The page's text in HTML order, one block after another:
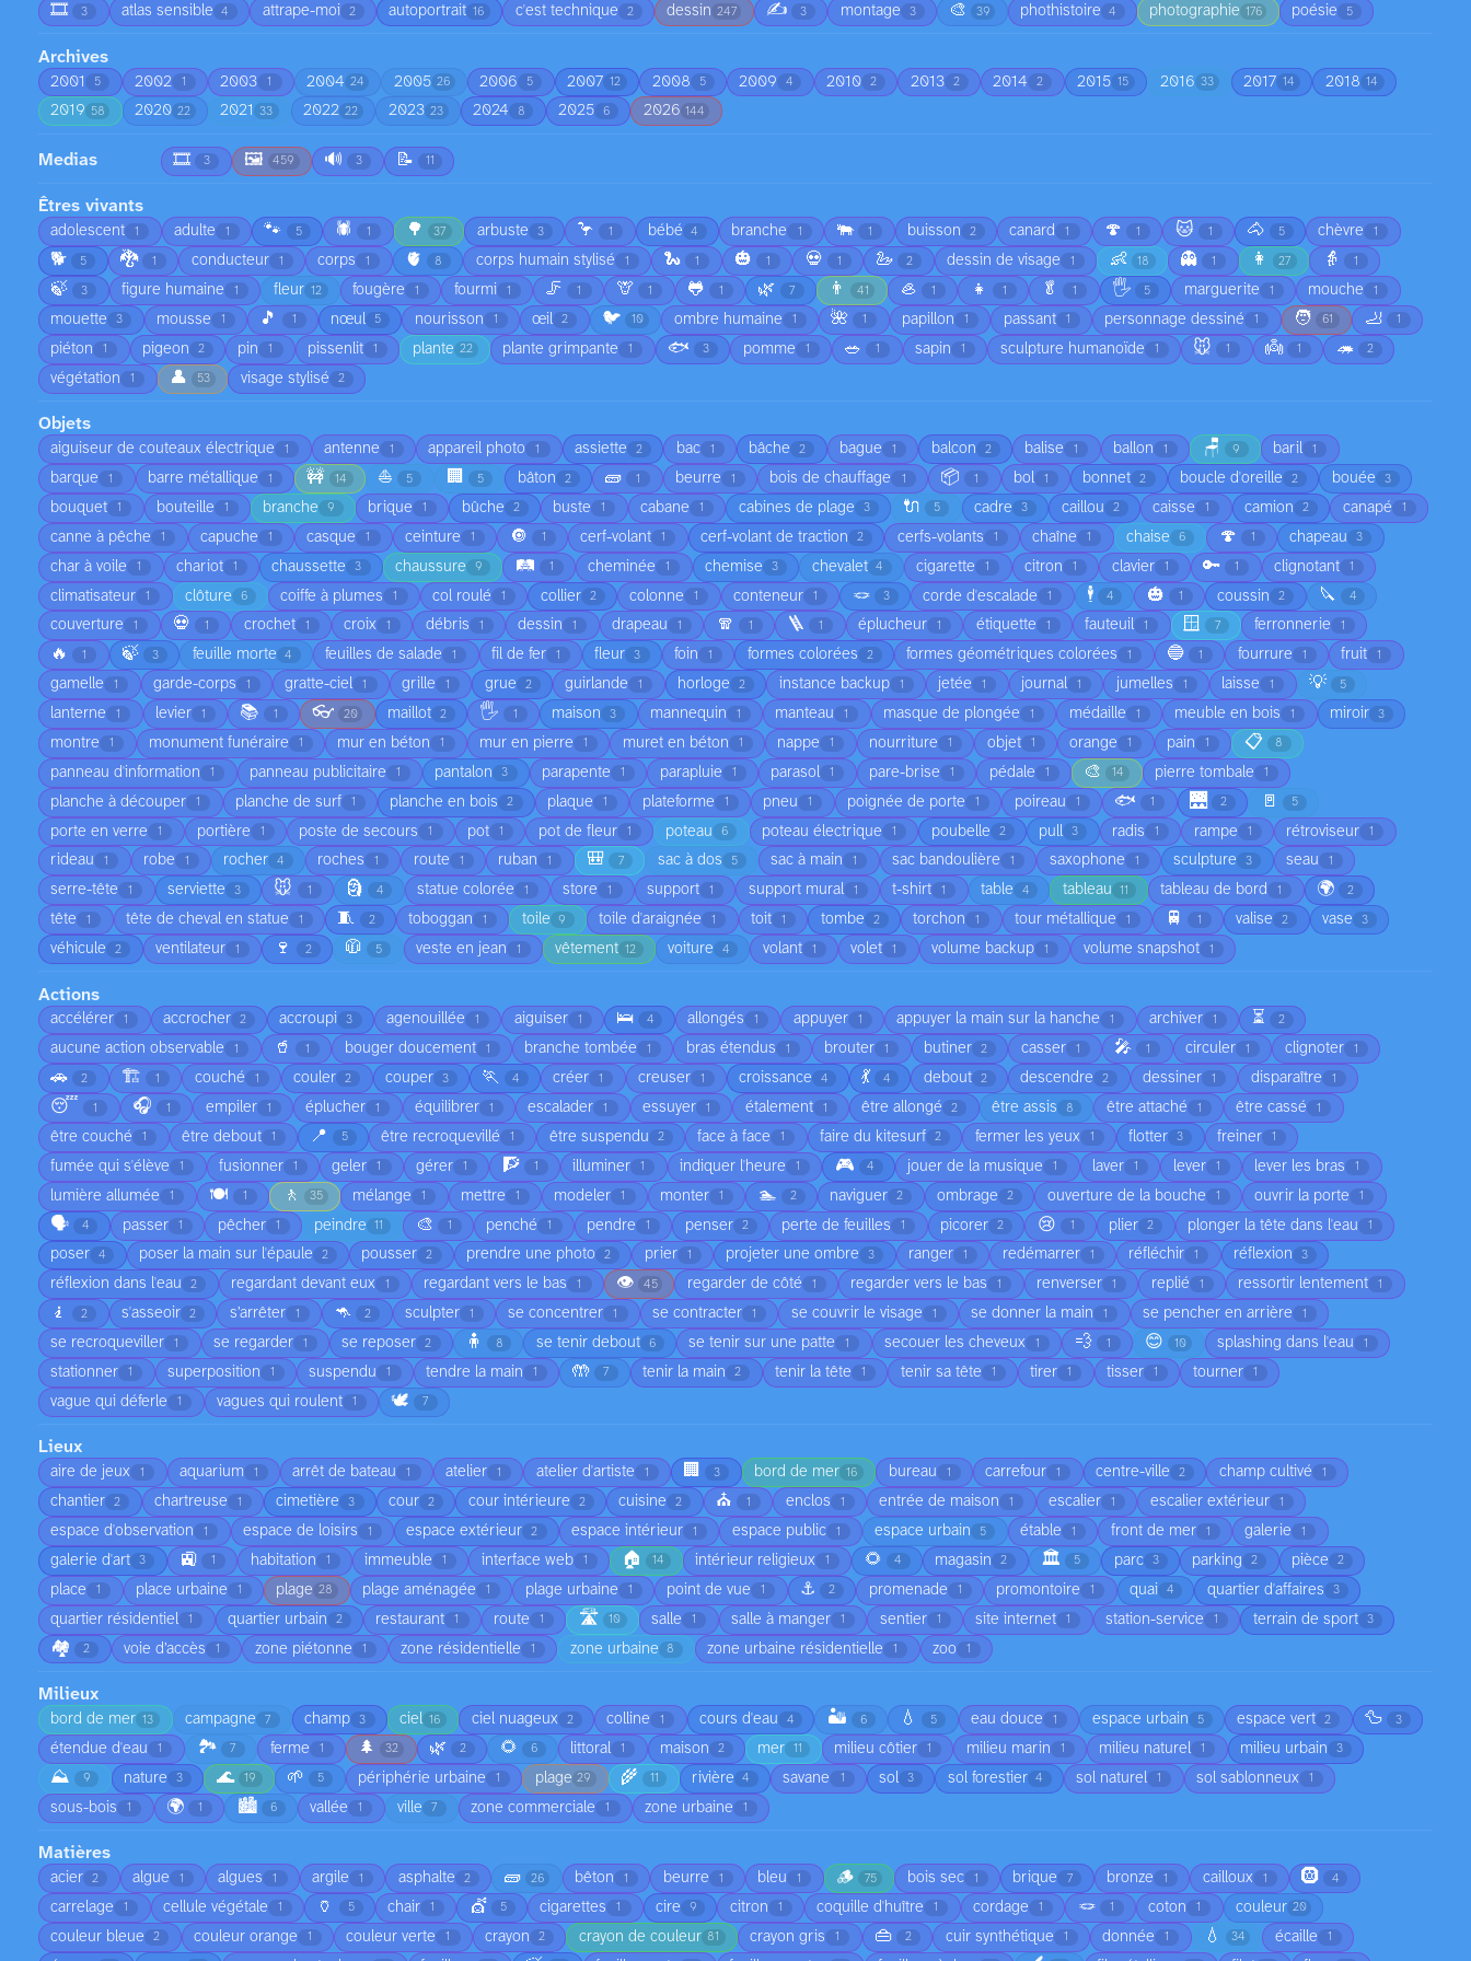
🎞️
3 atlas sensible 4 attrape-moi 2 autoportrait 16 c'est technique 2 dessin 247 ✍️ 3 montage 3 🎨 39 phothistoire 4 photographie 176 poésie 5
Archives
2001 5 2002 1 2003 1 2004 24 2005 26 2006 5 2007 12 2008 5 2009 4 2010 2 2013 2 2014 2 2015 15 2016 33 2017 14 2018 14
2019 58 2020 22 2021 33 2022 22 2023 23 2024 8 2025 6 2026 144
Medias 🎞️ 3 🖼️ 459 🔊 3 📝 11
Êtres vivants
adolescent 1 adulte 1 🐾 5 🕷️ 1 🌳 37 arbuste 3 🦩 1 bébé 4 branche 1 🐃 1 buisson 2 canard 1 🍄 1 🐱 1 🐴 5 chèvre 1
🐕 5 🐉 1 conducteur 1 corps 1 🫀 8 corps humain stylisé 1 🐍 1 🎃 1 💀 1 🦢 2 dessin de visage 1 👶 18 👻 1 👩 27 👵 1
🍃 3 figure humaine 1 fleur 12 fougère 1 fourmi 1 🦵 1 🦒 1 🐸 1 🌿 7 👨 41 🦪 1 👧 1 🥬 1 🖐️ 5 marguerite 1 mouche 1
mouette 3 mousse 1 🎵 1 nœul 5 nourisson 1 œil 2 🐦 10 ombre humaine 1 🌺 1 papillon 1 passant 1 personnage dessiné 1 🧑 61 🦶 1
piéton 1 pigeon 2 pin 1 pissenlit 1 plante 22 plante grimpante 1 🐟 3 pomme 1 🥗 1 sapin 1 sculpture humanoïde 1 🐭 1 👼 1 🦔 2
végétation 1 👤 53 visage stylisé 2
Objets
aiguiseur de couteaux électrique 1 antenne 1 appareil photo 1 assiette 2 bac 1 bâche 2 bague 1 balcon 2 balise 1 ballon 1 🪑 9 baril 1
barque 1 barre métallique 1 🚧 14 ⛵ 5 🏢 5 bâton 2 🧱 1 beurre 1 bois de chauffage 1 📦 1 bol 1 bonnet 2 boucle d'oreille 2 bouée 3
bouquet 1 bouteille 1 branche 9 brique 1 bûche 2 buste 1 cabane 1 cabines de plage 3 🔌 5 cadre 3 caillou 2 caisse 1 camion 2 canapé 1
canne à pêche 1 capuche 1 casque 1 ceinture 1 🔘 1 cerf-volant 1 cerf-volant de traction 2 cerfs-volants 1 chaîne 1 chaise 6 🍄 1 chapeau 3
char à voile 1 chariot 1 chaussette 3 chaussure 9 🛤️ 1 cheminée 1 chemise 3 chevalet 4 cigarette 1 citron 1 clavier 1 🔑 1 clignotant 1
climatisateur 1 clôture 6 coiffe à plumes 1 col roulé 1 collier 2 colonne 1 conteneur 1 🪢 3 corde d'escalade 1 🕴️ 4 🎃 1 coussin 2 🔪 4
couverture 1 💀 1 crochet 1 croix 1 débris 1 dessin 1 drapeau 1 🧣 1 🪜 1 éplucheur 1 étiquette 1 fauteuil 1 🪟 7 ferronnerie 1
🔥 1 🍃 3 feuille morte 4 feuilles de salade 1 fil de fer 1 fleur 3 foin 1 formes colorées 2 formes géométriques colorées 1 🔵 1 fourrure 1 fruit 1
gamelle 1 garde-corps 1 gratte-ciel 1 grille 1 grue 2 guirlande 1 horloge 2 instance backup 1 jetée 1 journal 1 jumelles 1 laisse 1 💡 5
lanterne 1 levier 1 📚 1 👓 20 maillot 2 🖐️ 1 maison 3 mannequin 1 manteau 1 masque de plongée 1 médaille 1 meuble en bois 1 miroir 3
montre 1 monument funéraire 1 mur en béton 1 mur en pierre 1 muret en béton 1 nappe 1 nourriture 1 objet 1 orange 1 pain 1 📋 8
panneau d'information 1 panneau publicitaire 1 pantalon 3 parapente 1 parapluie 1 parasol 1 pare-brise 1 pédale 1 🎨 14 pierre tombale 1
planche à découper 1 planche de surf 1 planche en bois 2 plaque 1 plateforme 1 pneu 1 poignée de porte 1 poireau 1 🐟 1 🌉 2 🚪 5
porte en verre 1 portière 1 poste de secours 1 pot 1 pot de fleur 1 poteau 6 poteau électrique 1 poubelle 2 pull 3 radis 1 rampe 1 rétroviseur 1
rideau 1 robe 1 rocher 4 roches 1 route 1 ruban 1 🎒 7 sac à dos 5 sac à main 1 sac bandoulière 1 saxophone 1 sculpture 3 seau 1
serre-tête 1 serviette 3 🐭 1 🗿 4 statue colorée 1 store 1 support 1 support mural 1 t-shirt 1 table 4 tableau 11 tableau de bord 1 🌍 2
tête 1 tête de cheval en statue 1 🧵 2 toboggan 1 toile 9 toile d'araignée 1 toit 1 tombe 2 torchon 1 tour métallique 1 🚆 1 valise 2 vase 3
véhicule 2 ventilateur 1 🍷 2 🧥 5 veste en jean 1 vêtement 12 voiture 4 volant 1 volet 1 volume backup 1 volume snapshot 1
Actions
accélérer 1 accrocher 2 accroupi 3 agenouillée 1 aiguiser 1 🛌 4 allongés 1 appuyer 1 appuyer la main sur la hanche 1 archiver 1 ⏳ 2
aucune action observable 1 🥤 1 bouger doucement 1 branche tombée 1 bras étendus 1 brouter 1 butiner 2 casser 1 🎤 1 circuler 1 clignoter 1
🚗 2 🏗️ 1 couché 1 couler 2 couper 3 🏃 4 créer 1 creuser 1 croissance 4 💃 4 debout 2 descendre 2 dessiner 1 disparaître 1
😴 1 🎧 1 empiler 1 éplucher 1 équilibrer 1 escalader 1 essuyer 1 étalement 1 être allongé 2 être assis 8 être attaché 1 être cassé 1
être couché 1 être debout 1 📍 5 être recroquevillé 1 être suspendu 2 face à face 1 faire du kitesurf 2 fermer les yeux 1 flotter 3 freiner 1
fumée qui s'élève 1 fusionner 1 geler 1 gérer 1 🧗 1 illuminer 1 indiquer l'heure 1 🎮 4 jouer de la musique 1 laver 1 lever 1 lever les bras 1
lumière allumée 1 🍽️ 1 🚶 35 mélange 1 mettre 1 modeler 1 monter 1 🏊 2 naviguer 2 ombrage 2 ouverture de la bouche 1 ouvrir la porte 1
🗣️ 4 passer 1 pêcher 1 peindre 11 🎨 1 penché 1 pendre 1 penser 2 perte de feuilles 1 picorer 2 😢 1 plier 2 plonger la tête dans l'eau 1
poser 4 poser la main sur l'épaule 2 pousser 2 prendre une photo 2 prier 1 projeter une ombre 3 ranger 1 redémarrer 1 réfléchir 1 réflexion 3
réflexion dans l'eau 2 regardant devant eux 1 regardant vers le bas 1 👁️ 45 regarder de côté 1 regarder vers le bas 1 renverser 1 replié 1 ressortir lentement 1
🧎 2 s'asseoir 2 s’arrêter 1 🦘 2 sculpter 1 se concentrer 1 se contracter 1 se couvrir le visage 1 se donner la main 1 se pencher en arrière 1
se recroqueviller 1 se regarder 1 se reposer 2 🧍 8 se tenir debout 6 se tenir sur une patte 1 secouer les cheveux 1 💨 1 😊 10 splashing dans l'eau 1
stationner 1 superposition 1 suspendu 1 tendre la main 1 🤲 7 tenir la main 2 tenir la tête 1 tenir sa tête 1 tirer 1 tisser 1 tourner 1
vague qui déferle 1 vagues qui roulent 1 🕊️ 7
Lieux
aire de jeux 1 aquarium 1 arrêt de bateau 1 atelier 1 atelier d'artiste 1 🏢 3 bord de mer 16 bureau 1 carrefour 1 centre-ville 2 champ cultivé 1
chantier 2 chartreuse 1 cimetière 3 cour 2 cour intérieure 2 cuisine 2 ⛪ 1 enclos 1 entrée de maison 1 escalier 1 escalier extérieur 1
espace d'observation 1 espace de loisirs 1 espace extérieur 2 espace intérieur 1 espace public 1 espace urbain 5 étable 1 front de mer 1 galerie 1
galerie d'art 3 🚉 1 habitation 1 immeuble 1 interface web 1 🏠 14 intérieur religieux 1 🌻 4 magasin 2 🏛️ 5 parc 3 parking 2 pièce 2
place 1 place urbaine 1 plage 28 plage aménagée 1 plage urbaine 1 point de vue 1 ⚓ 2 promenade 1 promontoire 1 quai 4 quartier d'affaires 3
quartier résidentiel 1 quartier urbain 2 restaurant 1 route 1 🛣️ 10 salle 1 salle à manger 1 sentier 1 site internet 1 station-service 1 terrain de sport 3
🏘️ 2 voie d’accès 1 zone piétonne 1 zone résidentielle 1 zone urbaine 8 zone urbaine résidentielle 1 zoo 1
Milieux
bord de mer 13 campagne 7 champ 3 ciel 16 ciel nuageux 2 colline 1 cours d'eau 4 🏜️ 6 💧 5 eau douce 1 espace urbain 5 espace vert 2 🦆 3
étendue d'eau 1 🏞️ 7 ferme 1 🌲 32 🌿 2 🌻 6 littoral 1 maison 2 mer 11 milieu côtier 1 milieu marin 1 milieu naturel 1 milieu urbain 3
⛰️ 9 nature 3 🌊 19 🌱 5 périphérie urbaine 1 plage 29 🌾 11 rivière 4 savane 1 sol 3 sol forestier 4 sol naturel 1 sol sablonneux 1
sous-bois 1 🌍 1 🏙️ 6 vallée 1 ville 7 zone commerciale 1 zone urbaine 1
Matières
acier 2 algue 1 algues 1 argile 1 asphalte 2 🧱 26 bêton 1 beurre 1 bleu 1 🪵 75 bois sec 1 brique 7 bronze 1 cailloux 1 🛞 4
carrelage 1 cellule végétale 1 🏺 5 chair 1 💇 5 cigarettes 1 cire 9 citron 1 coquille d'huître 1 cordage 1 🪢 1 coton 1 couleur 20
couleur bleue 2 couleur orange 1 couleur verte 1 crayon 2 crayon de couleur 81 crayon gris 1 👜 2 cuir synthétique 1 donnée 1 💧 34 écaille 1